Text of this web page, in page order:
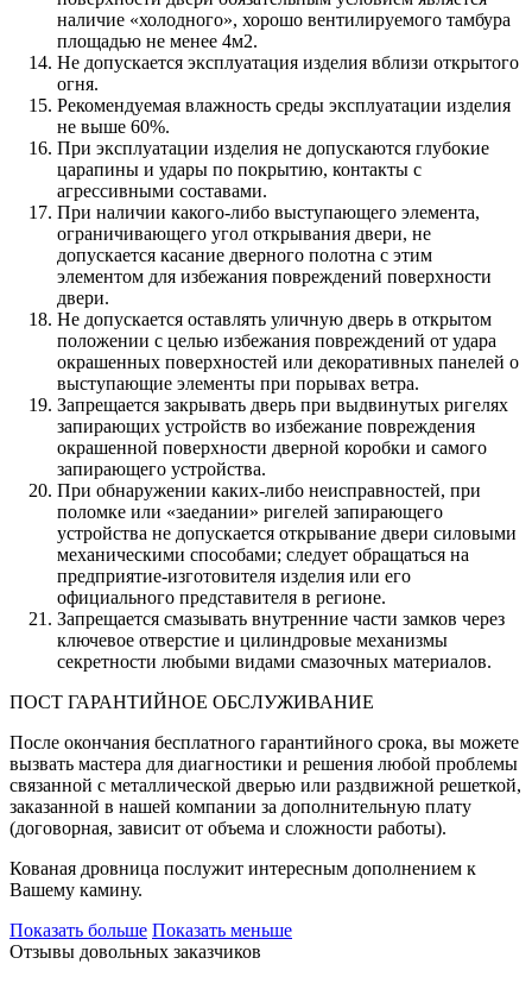
наличие «холодного», хорошо вентилируемого тамбура
площадью не менее 4м2.
Не допускается эксплуатация изделия вблизи открытого
огня.
Рекомендуемая влажность среды эксплуатации изделия
не выше 60%.
При эксплуатации изделия не допускаются глубокие
царапины и удары по покрытию, контакты с
агрессивными составами.
При наличии какого-либо выступающего элемента,
ограничивающего угол открывания двери, не
допускается касание дверного полотна с этим
элементом для избежания повреждений поверхности
двери.
Не допускается оставлять уличную дверь в открытом
положении с целью избежания повреждений от удара
окрашенных поверхностей или декоративных панелей о
выступающие элементы при порывах ветра.
Запрещается закрывать дверь при выдвинутых ригелях
запирающих устройств во избежание повреждения
окрашенной поверхности дверной коробки и самого
запирающего устройства.
При обнаружении каких-либо неисправностей, при
поломке или «заедании» ригелей запирающего
устройства не допускается открывание двери силовыми
механическими способами; следует обращаться на
предприятие-изготовителя изделия или его
официального представителя в регионе.
Запрещается смазывать внутренние части замков через
ключевое отверстие и цилиндровые механизмы
секретности любыми видами смазочных материалов.
ПОСТ ГАРАНТИЙНОЕ ОБСЛУЖИВАНИЕ
После окончания бесплатного гарантийного срока, вы можете
вызвать мастера для диагностики и решения любой проблемы
связанной с металлической дверью или раздвижной решеткой,
заказанной в нашей компании за дополнительную плату
(договорная, зависит от объема и сложности работы).
Кованая дровница послужит интересным дополнением к
Вашему камину.
Показать больше Показать меньше
Отзывы довольных заказчиков